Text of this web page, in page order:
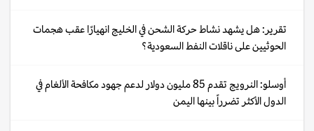
تقرير: هل يشهد نشاط حركة الشحن في الخليج انهيارًا عقب هجمات
الحوثيين على ناقلات النفط السعودية؟
أوسلو: النرويج تقدم 85 مليون دولار لدعم جهود مكافحة الألغام في
الدول الأكثر تضرراً بينها اليمن